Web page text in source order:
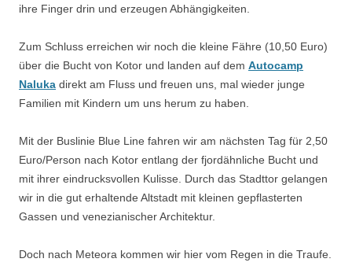
ihre Finger drin und erzeugen Abhängigkeiten.
Zum Schluss erreichen wir noch die kleine Fähre (10,50 Euro)
über die Bucht von Kotor und landen auf dem Autocamp
Naluka direkt am Fluss und freuen uns, mal wieder junge
Familien mit Kindern um uns herum zu haben.
Mit der Buslinie Blue Line fahren wir am nächsten Tag für 2,50
Euro/Person nach Kotor entlang der fjordähnliche Bucht und
mit ihrer eindrucksvollen Kulisse. Durch das Stadttor gelangen
wir in die gut erhaltende Altstadt mit kleinen gepflasterten
Gassen und venezianischer Architektur.
Doch nach Meteora kommen wir hier vom Regen in die Traufe.